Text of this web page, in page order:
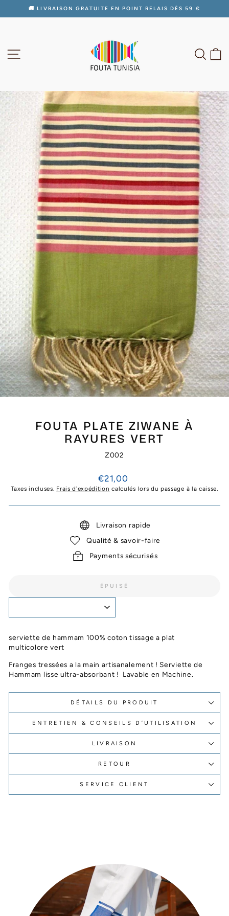
Diaporama
🚚 LIVRAISON GRATUITE EN POINT RELAIS DÈS 59 €
FOUTA PLATE ZIWANE À
RAYURES VERT
Z002
Prix
régulier
€21,00
Taxes incluses. Frais d'expédition calculés lors du passage à la caisse.
Livraison rapide
Qualité & savoir-faire
Payments sécurisés
ÉPUISÉ
serviette de hammam 100% coton tissage a plat
multicolore vert
Franges tressées a la main artisanalement ! Serviette de
Hammam lisse ultra-absorbant ! Lavable en Machine.
DÉTAILS DU PRODUIT
ENTRETIEN & CONSEILS D’UTILISATION
LIVRAISON
RETOUR
SERVICE CLIENT